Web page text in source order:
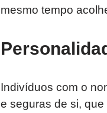
mesmo tempo
Indivíduos com o
e seguras de si,